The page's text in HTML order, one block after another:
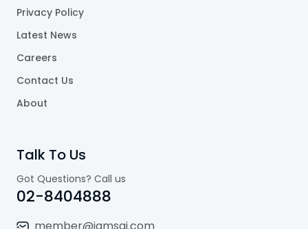
Privacy Policy
Latest News
Careers
Contact Us
About
Talk To Us
Got Questions? Call us
02-8404888